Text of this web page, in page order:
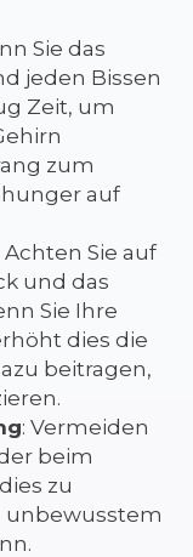
Sie das
jeden Bissen
Zeit, um
zum
auf
Achten Sie auf
und das
Sie Ihre
dies die
beitragen,
: Vermeiden
beim
zu
unbewusstem